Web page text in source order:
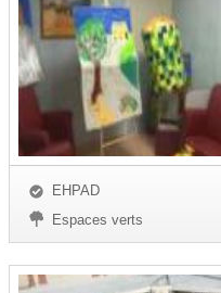
EHPAD
Espaces verts